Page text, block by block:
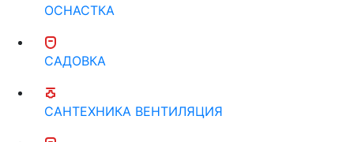
ОСНАСТКА
САДОВКА
САНТЕХНИКА ВЕНТИЛЯЦИЯ